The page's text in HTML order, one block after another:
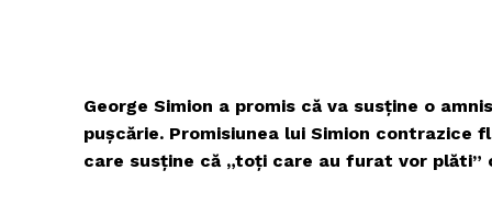
George Simion a promis că va susține o
pușcărie. Promisiunea lui Simion contrazice
care susține că „toți care au furat vor